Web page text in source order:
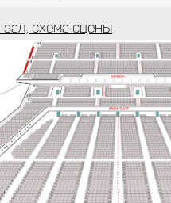
зал, схема сцены